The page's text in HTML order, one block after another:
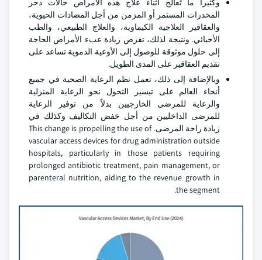
وكثيراً ما تُعالج أثناء علاج هذه الأمراض حالات دحر
المخدرات المستمر أو المزمن من أجل المضادات الحيوية،
والعقاقير العلاجية الكيماوية، والعلاج الطبيعي، والطب
الأحيائي. ونتيجة لذلك، تفرض زيادة عبء الأمراض الحاجة
إلى حلول موثوقة للوصول إلى الأوعية الدموية تساعد على
تقديم العقاقير على المدى الطويل.
وبالإضافة إلى ذلك، تعمل نظم الرعاية الصحية في جميع
أنحاء العالم على تيسير التحول نحو الرعاية المنزلية
والرعاية للمرضى الخارجيين بدلاً من توفير الرعاية
للمرضى الداخليين من أجل خفض التكاليف وكذلك في
زيادة راحة المرضى. This change is propelling the use of
vascular access devices for drug administration outside
hospitals, particularly in those patients requiring
prolonged antibiotic treatment, pain management, or
parenteral nutrition, aiding to the revenue growth in
the segment.